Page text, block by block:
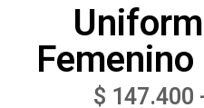
$ 147.400